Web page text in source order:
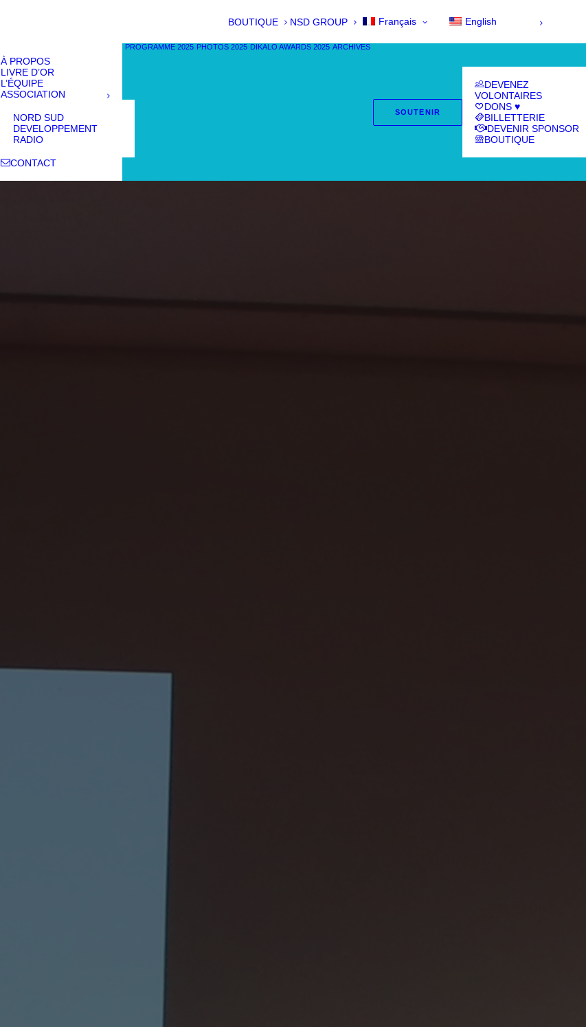
BOUTIQUE NSD GROUP Français English
À PROPOS
LIVRE D’OR
L’ÉQUIPE
ASSOCIATION
NORD SUD
DEVELOPPEMENT
RADIO
CONTACT
PROGRAMME 2025 PHOTOS 2025 DIKALO AWARDS 2025 ARCHIVES
SOUTENIR
DEVENEZ
VOLONTAIRES
DONS ♥
BILLETTERIE
DEVENIR SPONSOR
BOUTIQUE